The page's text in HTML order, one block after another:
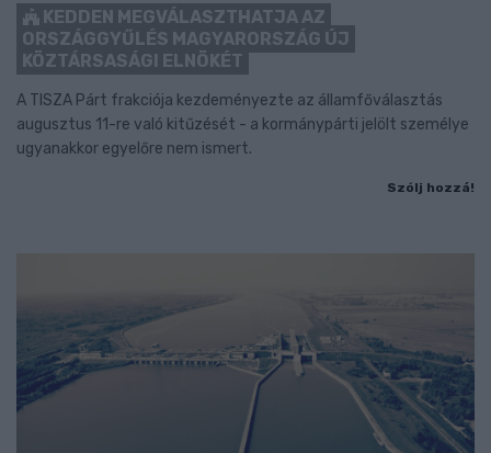
KEDDEN MEGVÁLASZTHATJA AZ
ORSZÁGGYŰLÉS MAGYARORSZÁG ÚJ
KÖZTÁRSASÁGI ELNÖKÉT
A TISZA Párt frakciója kezdeményezte az államfőválasztás
augusztus 11-re való kitűzését - a kormánypárti jelölt személye
ugyanakkor egyelőre nem ismert.
Szólj hozzá!